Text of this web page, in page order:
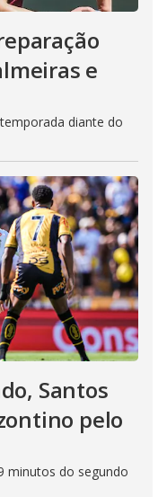
e
diante do
Santos
pelo
minutos do segundo